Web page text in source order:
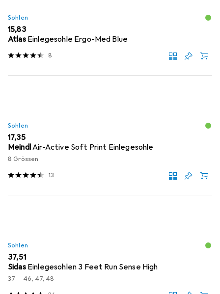
Sohlen
EUR
15,83
Atlas Einlegesohle Ergo-Med Blue
8
Sohlen
EUR
17,35
MeindlAir-Active Soft Print Einlegesohle
8 Grössen
13
Sohlen
EUR
37,51
Sidas Einlegesohlen 3 Feet Run Sense High
37 46, 47, 48